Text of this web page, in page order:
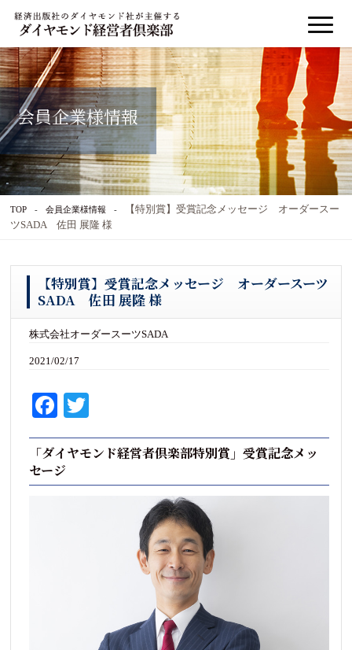
会員企業様情報
TOP 会員企業様情報
【特別賞】受賞記念メッセージ オーダースー
ツSADA 佐田 展隆 様
【特別賞】受賞記念メッセージ オーダースーツ
SADA 佐田 展隆 様
株式会社オーダースーツSADA
2021/02/17
Fa
ce
bo
ok
wi
tte
r
「ダイヤモンド経営者倶楽部特別賞」受賞記念メッ
セージ